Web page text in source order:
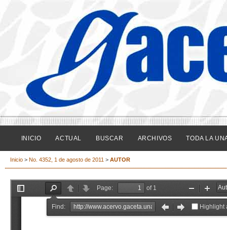
INICIO ACTUAL BUSCAR ARCHIVOS TODA LA
Inicio > No. 4352, 1 de agosto de 2011 > AUTOR